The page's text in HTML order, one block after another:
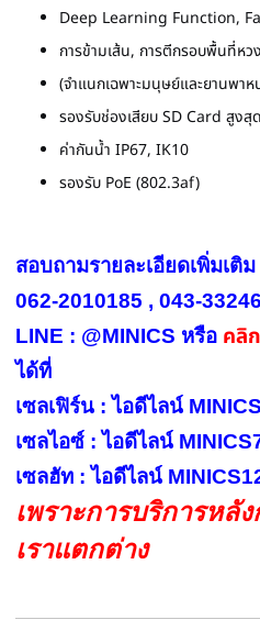
Deep Learning Function,
การข้ามเส้น, การตีกรอบพื้นที่หว
(จำแนกเฉพาะมนุษย์และยานพาห
รองรับช่องเสียบ SD Card สูงสุ
ค่ากันน้ำ IP67, IK10
รองรับ PoE (802.3af)
สอบถามรายละเอียดเพิ่มเติ
062-2010185 , 043-
LINE : @MINICS หรือ คลิ
ได้ที่
เซลเฟิร์น : ไอดีไลน์
เซลไอซ์ : ไอดีไลน์
เซลฮัท : ไอดีไลน์
เพราะการบริการหลั
เราแตกต่าง